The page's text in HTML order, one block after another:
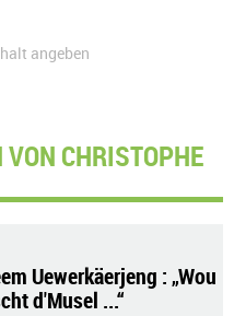
angeben
CHRISTOPHE
Uewerkäerjeng : „Wou
d'Musel ...“